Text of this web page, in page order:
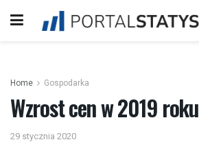
Home Gospodarka
Wzrost cen w 2019 roku
29 stycznia 2020